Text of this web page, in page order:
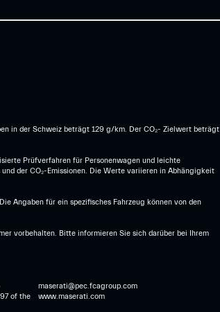
in der Schweiz beträgt 129 g/km. Der CO₂- Zielwert beträgt
Prüfverfahren für Personenwagen und leichte
der CO₂-Emissionen. Die Werte variieren in Abhängigkeit
Angaben für ein spezifisches Fahrzeug können von den
vorbehalten. Bitte informieren Sie sich darüber bei Ihrem
of the
maserati@pec.fcagroup.com
www.maserati.com